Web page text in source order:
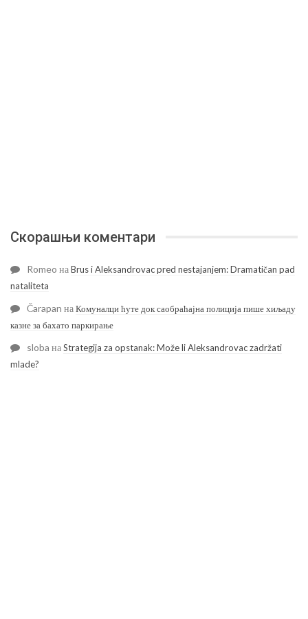
Скорашњи коментари
Romeo наBrus i Aleksandrovac pred nestajanjem: Dramatičan pad
nataliteta
Čarapan наКомуналци ћуте док саобраћајна полиција пише хиљаду
казне за бахато паркирање
sloba наStrategija za opstanak: Može li Aleksandrovac zadržati
mlade?